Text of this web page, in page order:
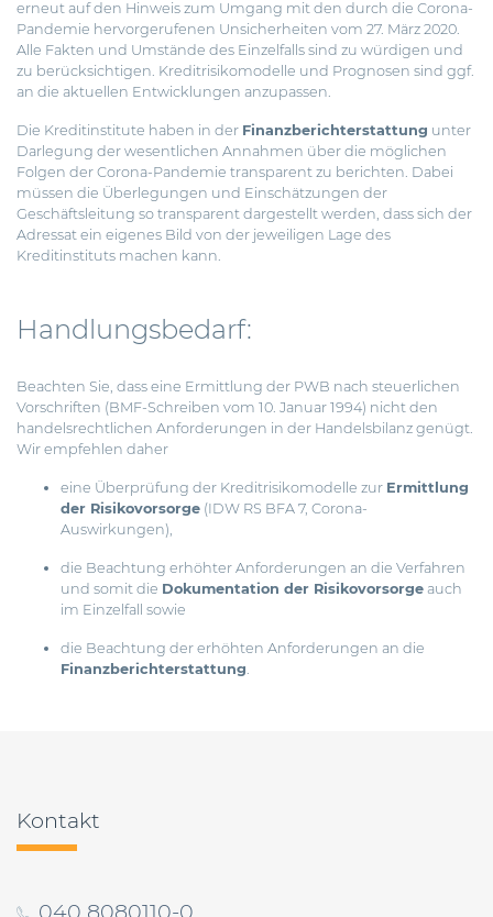
erneut auf den Hinweis zum Umgang mit den durch die Corona-
Pandemie hervorgerufenen Unsicherheiten vom 27. März 2020.
Alle Fakten und Umstände des Einzelfalls sind zu würdigen und
zu berücksichtigen. Kreditrisikomodelle und Prognosen sind ggf.
an die aktuellen Entwicklungen anzupassen.
Die Kreditinstitute haben in der Finanzberichterstattung unter
Darlegung der wesentlichen Annahmen über die möglichen
Folgen der Corona-Pandemie transparent zu berichten. Dabei
müssen die Überlegungen und Einschätzungen der
Geschäftsleitung so transparent dargestellt werden, dass sich der
Adressat ein eigenes Bild von der jeweiligen Lage des
Kreditinstituts machen kann.
Handlungsbedarf:
Beachten Sie, dass eine Ermittlung der PWB nach steuerlichen
Vorschriften (BMF-Schreiben vom 10. Januar 1994) nicht den
handelsrechtlichen Anforderungen in der Handelsbilanz genügt.
Wir empfehlen daher
eine Überprüfung der Kreditrisikomodelle zur Ermittlung
der Risikovorsorge (IDW RS BFA 7, Corona-
Auswirkungen),
die Beachtung erhöhter Anforderungen an die Verfahren
und somit die Dokumentation der Risikovorsorge auch
im Einzelfall sowie
die Beachtung der erhöhten Anforderungen an die
Finanzberichterstattung.
Kontakt